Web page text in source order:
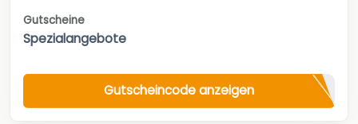
Gutscheine
Spezialangebote
Gutscheincode anzeigen